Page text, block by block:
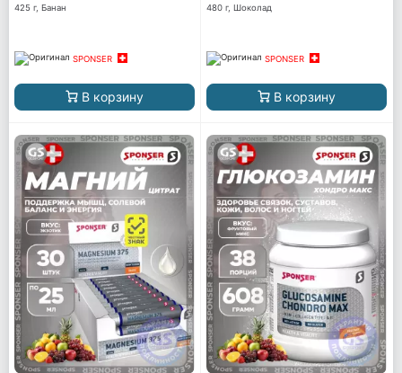
425 г, Банан
SPONSER
В корзину
480 г, Шоколад
SPONSER
В корзину